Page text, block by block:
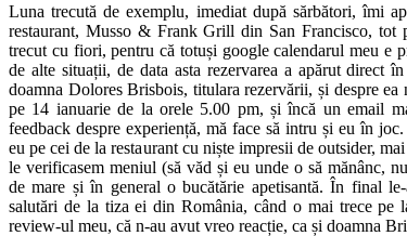
Luna trecută de exemplu, imediat după sărbători, îmi
restaurant, Musso & Frank Grill din San Francisco, tot
trecut cu fiori, pentru că totuși google calendarul meu e
de alte situații, de data asta rezervarea a apărut direct
doamna Dolores Brisbois, titulara rezervării, și despre
pe 14 ianuarie de la orele 5.00 pm, și încă un email
feedback despre experiență, mă face să intru și eu în
eu pe cei de la restaurant cu niște impresii de outsider,
le verificasem meniul (să văd și eu unde o să mănânc,
de mare și în general o bucătărie apetisantă. În final
salutări de la tiza ei din România, când o mai trece pe
review-ul meu, că n-au avut vreo reacție, ca și doamna